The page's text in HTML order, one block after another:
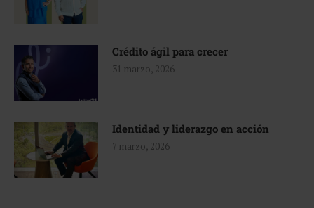
Crédito ágil para crecer
31 marzo, 2026
Identidad y liderazgo en acción
7 marzo, 2026